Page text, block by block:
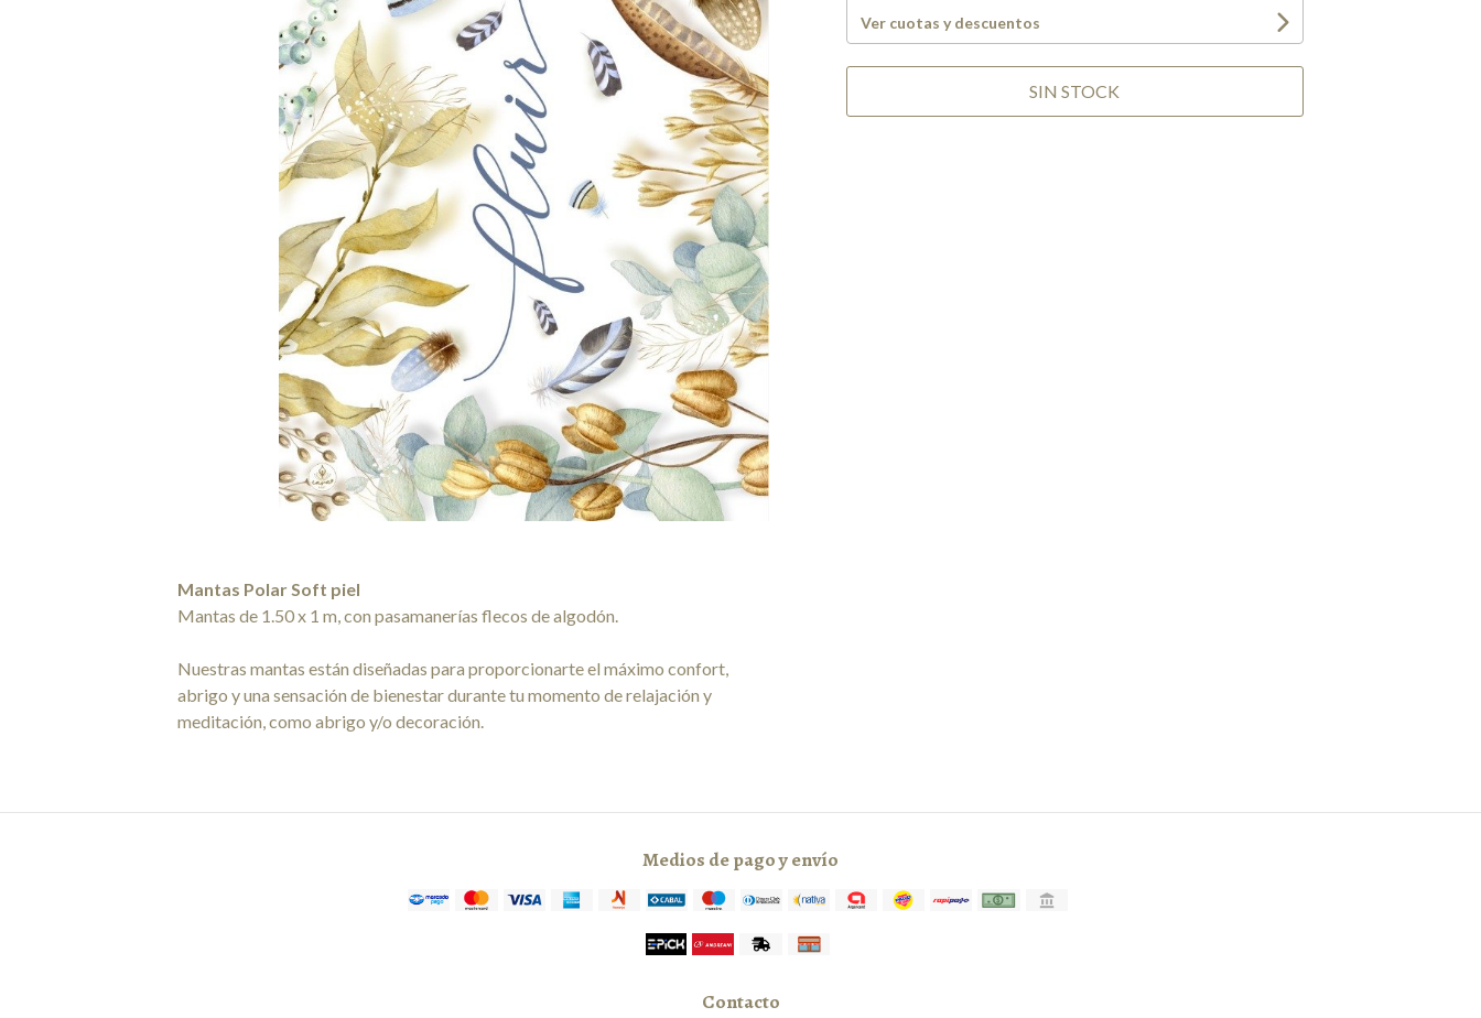
Mantas Polar Soft piel
Mantas de 1.50 x 1 m, con pasamanerías flecos de algodón.
Nuestras mantas están diseñadas para proporcionarte el máximo confort,
abrigo y una sensación de bienestar durante tu momento de relajación y
meditación, como abrigo y/o decoración.
Ver cuotas y descuentos
SIN STOCK
Medios de pago y envío
Contacto